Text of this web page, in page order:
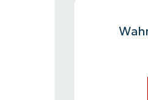
VERTRIEB